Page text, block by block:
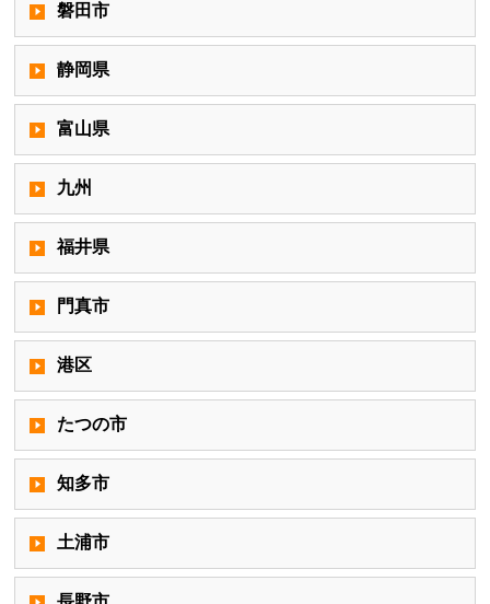
磐田市
静岡県
富山県
九州
福井県
門真市
港区
たつの市
知多市
土浦市